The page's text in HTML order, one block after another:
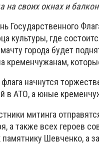
на своих окнах и
Государственного
культуры, где
города будет
кременчужанам,
начнутся
в АТО, а юные
митинга
а также всех героев
памятнику Шевченко, а